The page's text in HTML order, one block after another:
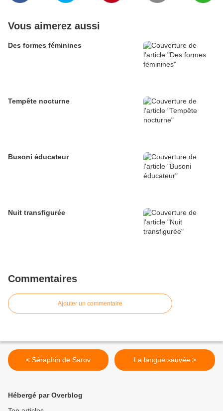
Vous aimerez aussi
Des formes féminines
Tempête nocturne
Busoni éducateur
Nuit transfigurée
Commentaires
Ajouter un commentaire
< Séraphin de Sarov La langue sauvée >
Hébergé par Overblog